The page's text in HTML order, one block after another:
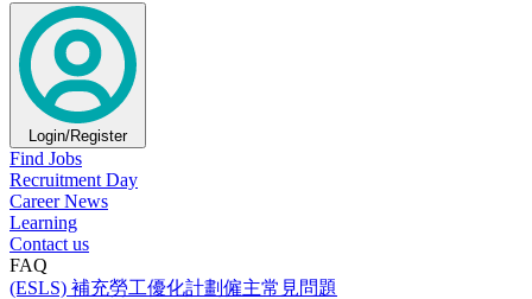
Login/Register
Find Jobs
Recruitment Day
Career News
Learning
Contact us
FAQ
(ESLS) 補充勞工優化計劃僱主常見問題